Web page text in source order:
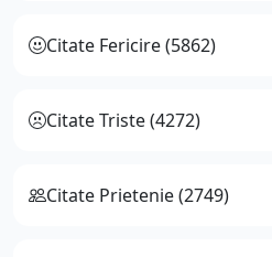
Citate Fericire (5862)
Citate Triste (4272)
Citate Prietenie (2749)